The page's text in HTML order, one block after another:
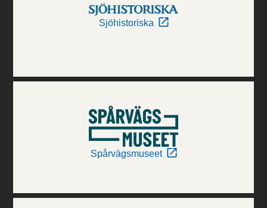
Sjöhistoriska
Spårvägsmuseet